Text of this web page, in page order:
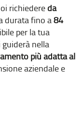
richiedere da
durata fino a84
per la tua
nella
più adatta al
aziendale e